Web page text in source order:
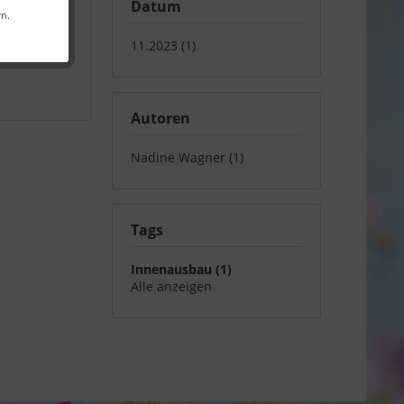
Datum
11.2023 (1)
Autoren
Nadine Wagner (1)
Tags
Innenausbau (1)
Alle anzeigen
Service